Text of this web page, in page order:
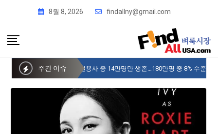
8월 8, 2026 findallny@gmail.com
주간 이슈 사이버 한국외국어대 미주글로벌센터 뉴욕